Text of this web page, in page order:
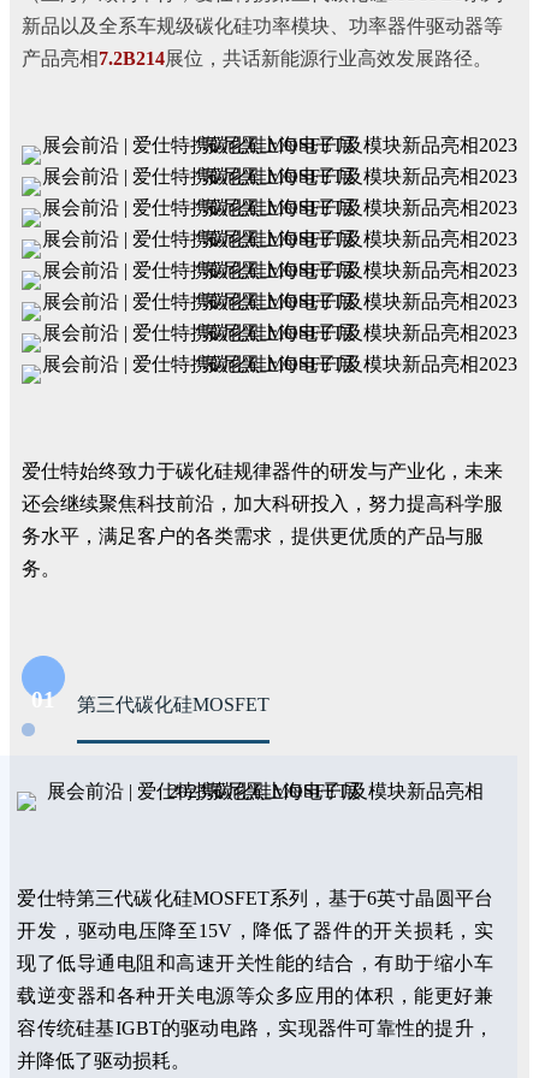
新品以及全系车规级碳化硅功率模块、功率器件驱动器等
产品亮相7.2B214展位，共话新能源行业高效发展路径。
爱仕特始终致力于碳化硅规律器件的研发与产业化，未来
还会继续聚焦科技前沿，加大科研投入，努力提高科学服
务水平，满足客户的各类需求，提供更优质的产品与服
务。
01 第三代碳化硅MOSFET
爱仕特第三代碳化硅MOSFET系列，基于6英寸晶圆平台
开发，驱动电压降至15V，降低了器件的开关损耗，实
现了低导通电阻和高速开关性能的结合，有助于缩小车
载逆变器和各种开关电源等众多应用的体积，能更好兼
容传统硅基IGBT的驱动电路，实现器件可靠性的提升，
并降低了驱动损耗。